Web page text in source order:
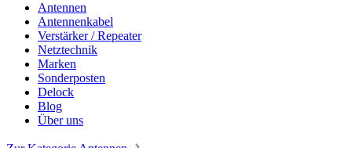
Antennen
Antennenkabel
Verstärker / Repeater
Netztechnik
Marken
Sonderposten
Delock
Blog
Über uns